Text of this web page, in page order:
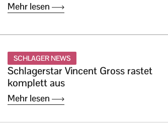
Mehr lesen
SCHLAGER NEWS
Schlagerstar Vincent Gross rastet
komplett aus
Mehr lesen